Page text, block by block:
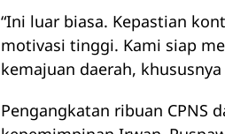
“Ini luar biasa. Kepastian
motivasi tinggi. Kami siap
kemajuan daerah,
Pengangkatan ribuan CPNS